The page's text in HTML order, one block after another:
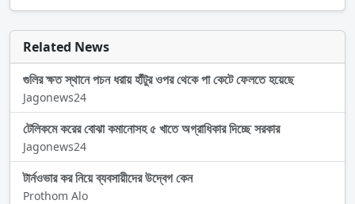
Related News
গুলির ক্ষত স্থানে পচন ধরায় হাঁটুর ওপর থেকে পা কেটে ফেলতে হয়েছে
Jagonews24
টেলিকমে করের বোঝা কমানোসহ ৫ খাতে অগ্রাধিকার দিচ্ছে সরকার
Jagonews24
টার্নওভার কর নিয়ে ব্যবসায়ীদের উদ্বেগ কেন
Prothom Alo